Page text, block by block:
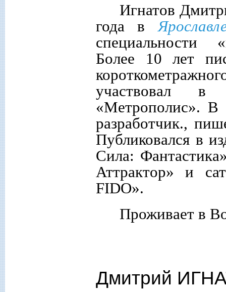
Игнатов
года в
специальности
Более 10 лет
участвовал в
«Метрополис». В
разработчик.,
Публиковался в
Сила:
Аттрактор» и
FIDO».
Проживает в
Дмитрий